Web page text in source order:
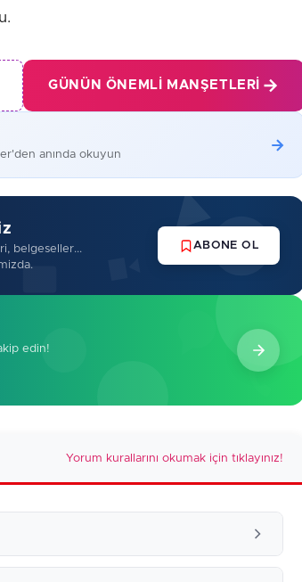
GÜNÜN ÖNEMLI MANŞETLERI
anında okuyun
belgeseller...
ABONE OL
edin!
Yorum kurallarını okumak için tıklayınız!